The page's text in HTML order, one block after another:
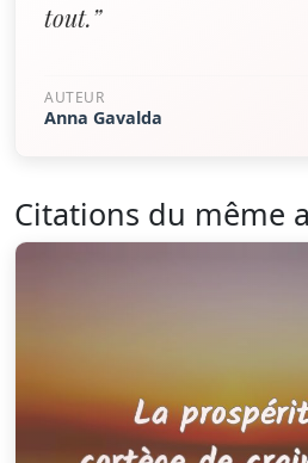
tout.”
AUTEUR
Anna Gavalda
Citations du même